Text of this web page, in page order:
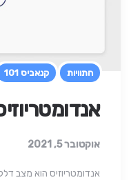
התוויות קנאביס 101
אוקטובר 5, 2021
אנדומטריוזיס הוא מצב